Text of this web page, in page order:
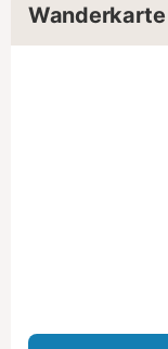
Wanderkarte